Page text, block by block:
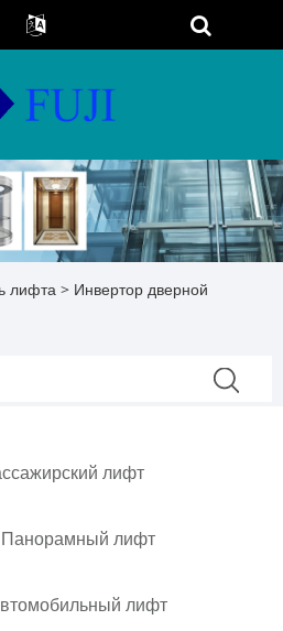
лифта > Инвертор дверной
лифт
Панорамный лифт
лифт